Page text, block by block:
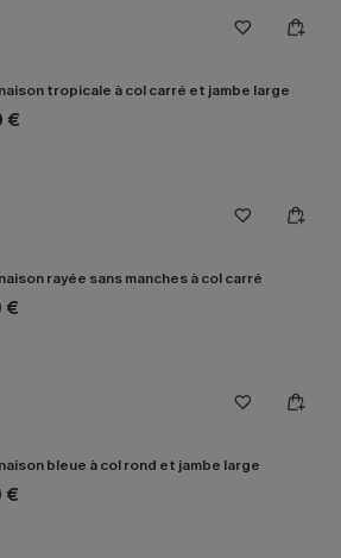
tropicale à col carré et jambe large
€
rayée sans manches à col carré
€
bleue à col rond et jambe large
€